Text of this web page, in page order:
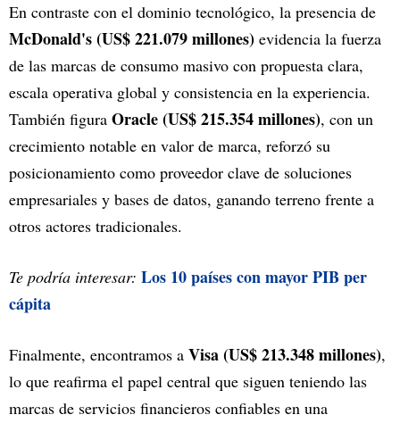
En contraste con el dominio tecnológico, la presencia de
McDonald's (US$ 221.079 millones) evidencia la fuerza
de las marcas de consumo masivo con propuesta clara,
escala operativa global y consistencia en la experiencia.
También figura Oracle(US$ 215.354 millones), con un
crecimiento notable en valor de marca, reforzó su
posicionamiento como proveedor clave de soluciones
empresariales y bases de datos, ganando terreno frente a
otros actores tradicionales.
Te podría interesar: Los 10 países con mayor PIB per
cápita
Finalmente, encontramos a Visa (US$ 213.348 millones),
lo que reafirma el papel central que siguen teniendo las
marcas de servicios financieros confiables en una